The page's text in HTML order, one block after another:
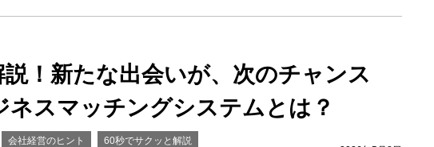
！新たな出会いが、次のチャンス
ネスマッチングシステムとは？
会社経営のヒント
60秒でサクッと解説